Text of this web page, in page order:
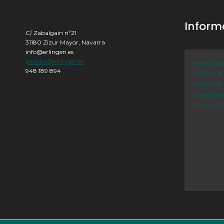
C/ Zabalgain nº21
31180 Zizur Mayor, Navarra
info@erlingen.es
pedidos@erlingen.es
948 189 894
Aviso Legal
Política de
Política de
Envíos y